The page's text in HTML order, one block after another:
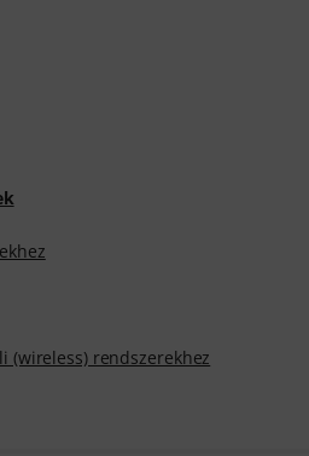
(wireless) rendszerekhez